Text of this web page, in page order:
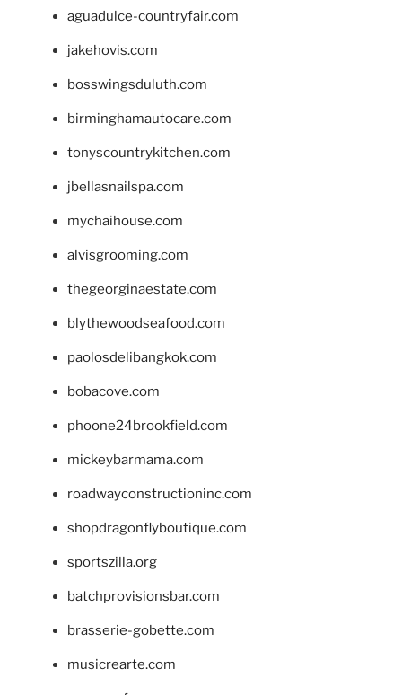
aguadulce-countryfair.com
jakehovis.com
bosswingsduluth.com
birminghamautocare.com
tonyscountrykitchen.com
jbellasnailspa.com
mychaihouse.com
alvisgrooming.com
thegeorginaestate.com
blythewoodseafood.com
paolosdelibangkok.com
bobacove.com
phoone24brookfield.com
mickeybarmama.com
roadwayconstructioninc.com
shopdragonflyboutique.com
sportszilla.org
batchprovisionsbar.com
brasserie-gobette.com
musicrearte.com